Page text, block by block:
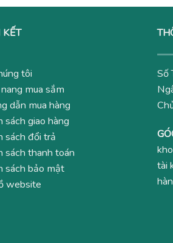
KẾT
tôi
mua sắm
dẫn mua hàng
sách giao hàng
sách đổi trả
sách thanh toán
sách bảo mật
website
Số
tài